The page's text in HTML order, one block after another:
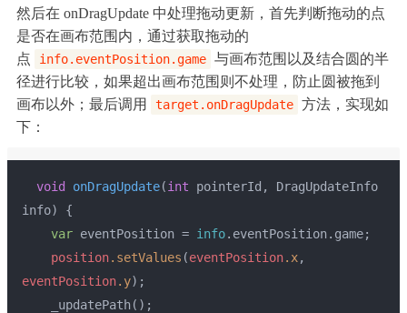
isDrag = false
;
  }
然后在 onDragUpdate 中处理拖动更新，首先判断拖动的点
是否在画布范围内，通过获取拖动的
点
info.eventPosition.game 与画布范围以及结合圆的半
径进行比较，如果超出画布范围则不处理，防止圆被拖到
画布以外；最后调用
target.onDragUpdate 方法，实现如
下：
void onDragUpdate(int pointerId, DragUpdateInfo
info)
{
var eventPosition = info.eventPosition.game;
position.setValues (eventPosition.x
eventPosition.y);
    _updatePath();